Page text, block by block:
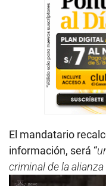
El mandatario
información, será “
criminal de la